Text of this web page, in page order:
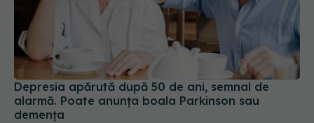
Depresia apărută după 50 de ani, semnal de
alarmă. Poate anunța boala Parkinson sau
demența